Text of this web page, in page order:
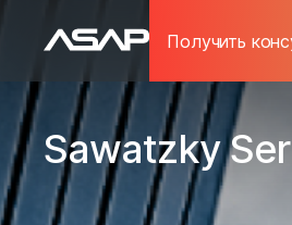
Получить
Sawatzky